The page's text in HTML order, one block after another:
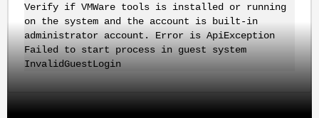
Verify if VMWare tools is installed or running
on the system and the account is built-in
administrator account. Error is ApiException
Failed to start process in guest system
InvalidGuestLogin